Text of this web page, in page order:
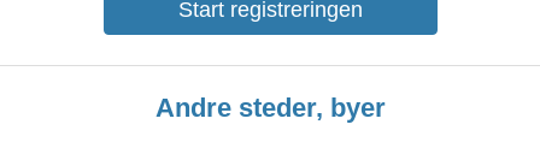
Start registreringen
Andre steder, byer